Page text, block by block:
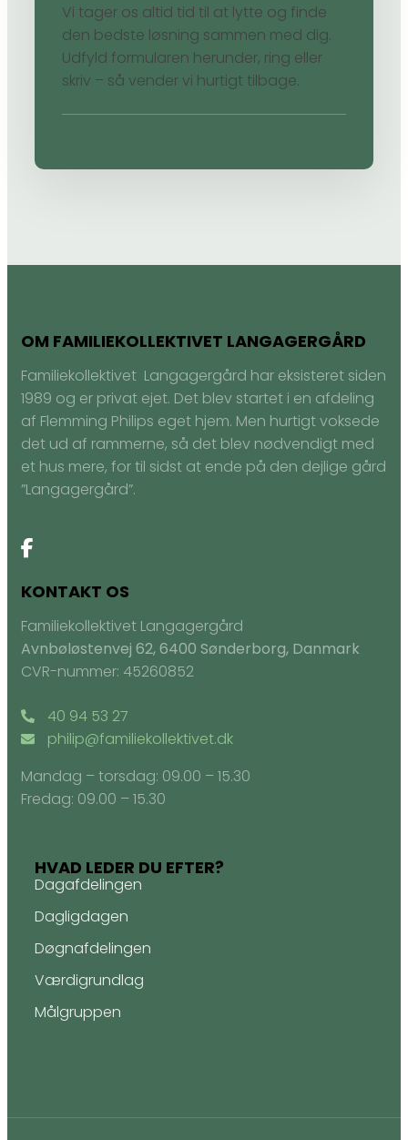
Vi tager os altid tid til at lytte og finde
den bedste løsning sammen med dig.
Udfyld formularen herunder, ring eller
skriv – så vender vi hurtigt tilbage.
OM FAMILIEKOLLEKTIVET LANGAGERGÅRD
Familiekollektivet Langagergård har eksisteret siden
1989 og er privat ejet. Det blev startet i en afdeling
af Flemming Philips eget hjem. Men hurtigt voksede
det ud af rammerne, så det blev nødvendigt med
et hus mere, for til sidst at ende på den dejlige gård
”Langagergård”.
KONTAKT OS
Familiekollektivet Langagergård
Avnbøløstenvej 62, 6400 Sønderborg, Danmark
CVR-nummer: 45260852
40 94 53 27
philip@familiekollektivet.dk
Mandag – torsdag: ​09.00 – 15.30
Fredag: ​09.00 – 15.30
HVAD LEDER DU EFTER?
Dagafdelingen
Dagligdagen
Døgnafdelingen
Værdigrundlag
Målgruppen